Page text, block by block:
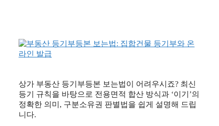
상가 부동산 등기부등본 보는법이 어려우시죠? 최신
등기 규칙을 바탕으로 전용면적 합산 방식과 ‘이기’의
정확한 의미, 구분소유권 판별법을 쉽게 설명해 드립
니다.